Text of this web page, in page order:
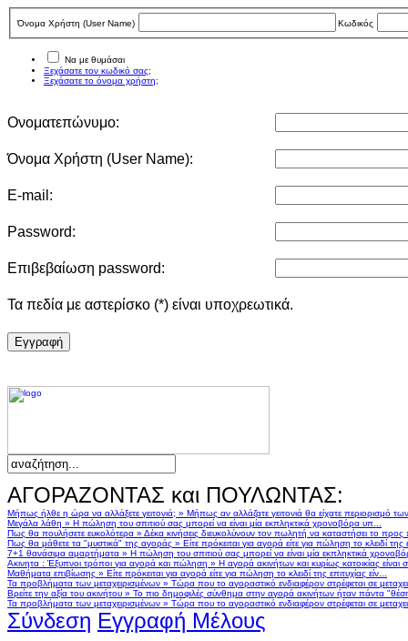
Όνομα Χρήστη (User Νame) Κωδικός
Να με θυμάσαι
Ξεχάσατε τον κωδικό σας;
Ξεχάσατε το όνομα χρήστη;
Ονοματεπώνυμο:
Όνομα Χρήστη (User Νame):
E-mail:
Password:
Επιβεβαίωση password:
Τα πεδία με αστερίσκο (*) είναι υποχρεωτικά.
Eγγραφή
ΑΓΟΡΑΖΟΝΤΑΣ και ΠΟΥΛΩΝΤΑΣ:
Μήπως ήλθε η ώρα να αλλάξετε γειτονιά; » Μήπως αν αλλάζατε γειτονιά θα είχατε περιορισμό
Μεγάλα λάθη » Η πώληση του σπιτιού σας μπορεί να είναι μία εκπληκτικά χρονοβόρα υπ...
Πως θα πουλήσετε ευκολότερα » Δέκα κινήσεις διευκολύνουν τον πωλητή να καταστήσει το
Πως θα μάθετε τα "μυστικά" της αγοράς » Είτε πρόκειται για αγορά είτε για πώληση το κλειδί της
7+1 θανάσιμα αμαρτήματα » Η πώληση του σπιτιού σας μπορεί να είναι μία εκπληκτικά
Ακινητα : Έξυπνοι τρόποι για αγορά και πώληση » Η αγορά ακινήτων και κυρίως κατοικίας
Μαθήματα επιβίωσης » Είτε πρόκειται για αγορά είτε για πώληση το κλειδί της επιτυχίας είν...
Τα προβλήματα των μεταχειρισμένων » Τώρα που το αγοραστικό ενδιαφέρον στρέφεται σε
Βρείτε την αξία του ακινήτου » Το πιο δημοφιλές σύνθημα στην αγορά ακινήτων ήταν πάντα
Τα προβλήματα των μεταχειρισμένων » Τώρα που το αγοραστικό ενδιαφέρον στρέφεται σε
Σύνδεση Εγγραφή Μέλους